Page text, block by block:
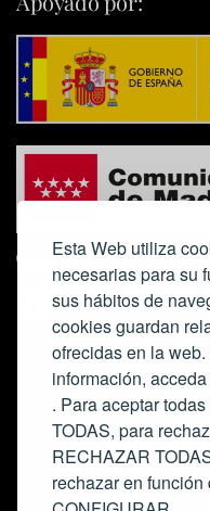
Esta Web utiliza
necesarias para su
sus hábitos de
cookies guardan
ofrecidas en la
información,
. Para aceptar
TODAS, para
RECHAZAR
rechazar en
Colabora: